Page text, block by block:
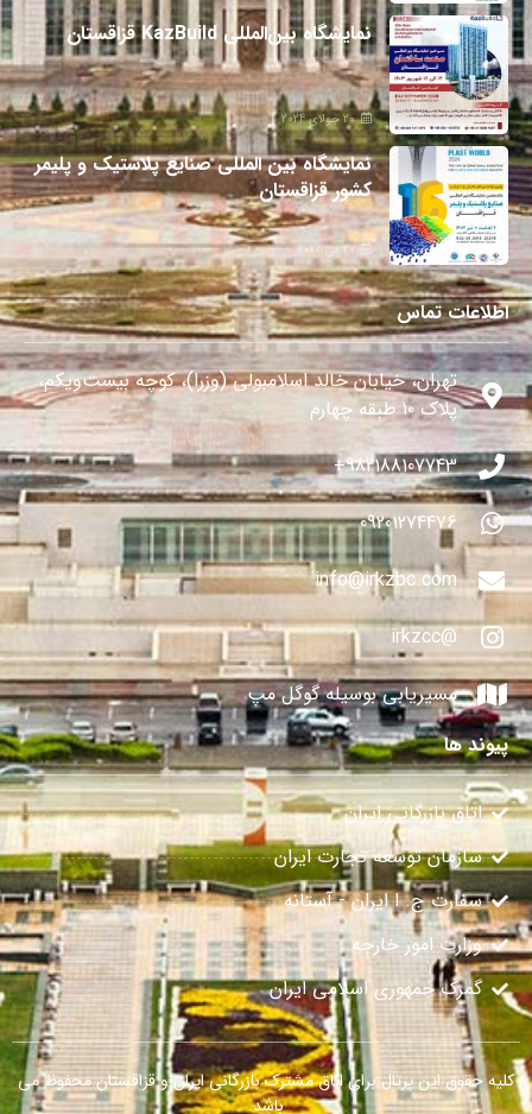
نمایشگاه بین‌المللی KazBuild قزاقستان
20 جولای 2024
نمایشگاه بین المللی صنایع پلاستیک و پلیمر
کشور قزاقستان
27 می 2024
اطلاعات تماس
تهران، خیابان خالد اسلامبولی (وزرا)، کوچه بیست‌ویکم،
پلاک ۱۰ طبقه چهارم
982188107743+
09201274476
info@irkzbc.com
@irkzcc
مسیریابی بوسیله گوگل مپ
پیوند ها
اتاق بازرگانی ایران
سازمان توسعه تجارت ایران
سفارت ج. ا ایران - آستانه
وزارت امور خارجه
گمرک جمهوری اسلامی ایران
کلیه حقوق این پرتال برای اتاق مشترک بازرگانی ایران و قزاقستان محفوظ می
باشد.